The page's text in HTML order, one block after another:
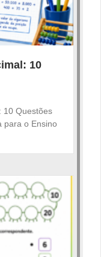
10
10 Questões
para o Ensino